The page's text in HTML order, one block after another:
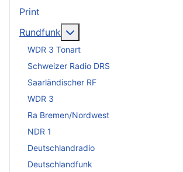
Print
Rundfunk
WDR 3 Tonart
Schweizer Radio DRS
Saarländischer RF
WDR 3
Ra Bremen/Nordwest
NDR 1
Deutschlandradio
Deutschlandfunk